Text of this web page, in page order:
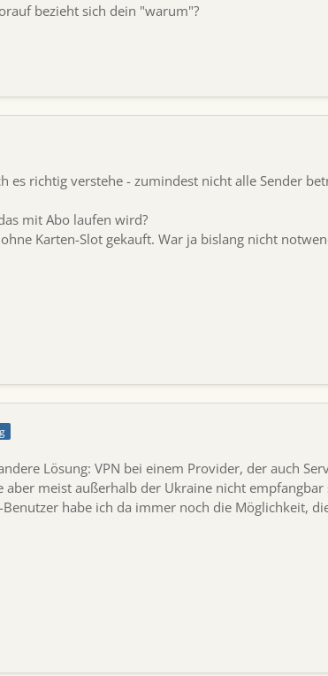
bezieht sich dein "warum"?
es richtig verstehe - zumindest nicht alle Sender
mit Abo laufen wird?
Karten-Slot gekauft. War ja bislang nicht
Lösung: VPN bei einem Provider, der auch
meist außerhalb der Ukraine nicht
habe ich da immer noch die Möglichkeit,